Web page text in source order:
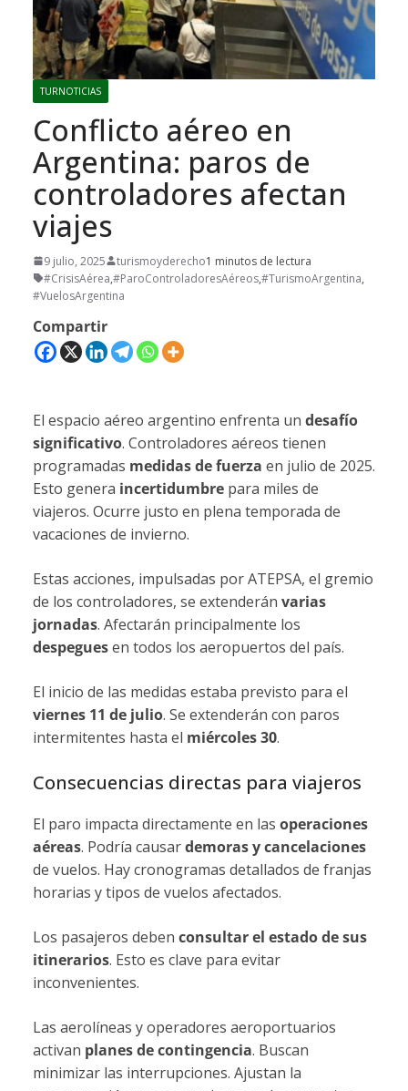
TURNOTICIAS
Conflicto aéreo en
Argentina: paros de
controladores afectan
viajes
9 julio, 2025 turismoyderecho1 minutos de lectura
#CrisisAérea,#ParoControladoresAéreos,#TurismoArgentina,
#VuelosArgentina
Compartir
El espacio aéreo argentino enfrenta un desafío
significativo. Controladores aéreos tienen
programadas medidas de fuerza en julio de 2025.
Esto genera incertidumbre para miles de
viajeros. Ocurre justo en plena temporada de
vacaciones de invierno.
Estas acciones, impulsadas por ATEPSA, el gremio
de los controladores, se extenderán varias
jornadas. Afectarán principalmente los
despeguesen todos los aeropuertos del país.
El inicio de las medidas estaba previsto para el
viernes 11 de julio. Se extenderán con paros
intermitentes hasta el miércoles 30.
Consecuencias directas para viajeros
El paro impacta directamente en las operaciones
aéreas. Podría causardemoras y cancelaciones
de vuelos. Hay cronogramas detallados de franjas
horarias y tipos de vuelos afectados.
Los pasajeros deben consultar el estado de sus
itinerarios. Esto es clave para evitar
inconvenientes.
Las aerolíneas y operadores aeroportuarios
activan planes de contingencia. Buscan
minimizar las interrupciones. Ajustan la